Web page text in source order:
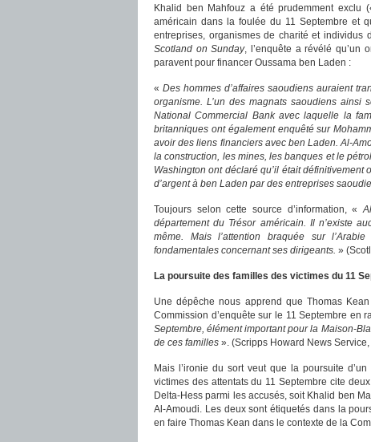
Khalid ben Mahfouz a été prudemment exclu
américain dans la foulée du 11 Septembre et
entreprises, organismes de charité et individus
Scotland on Sunday, l’enquête a révélé qu’un
paravent pour financer Oussama ben Laden :
« Des hommes d’affaires saoudiens auraient
organisme. L’un des magnats saoudiens
National Commercial Bank avec laquelle la
britanniques ont également enquêté sur
avoir des liens financiers avec ben Laden. Al-
la construction, les mines, les banques et le
Washington ont déclaré qu’il était définitivement
d’argent à ben Laden par des entreprises
Toujours selon cette source d’information, «
département du Trésor américain. Il n’existe
même. Mais l’attention braquée sur
fondamentales concernant ses dirigeants. »
La poursuite des familles des victimes du 11
Une dépêche nous apprend que Thomas
Commission d’enquête sur le 11 Septembre en
Septembre, élément important pour la Maison-
de ces familles ». (Scripps Howard News
Mais l’ironie du sort veut que la poursuite
victimes des attentats du 11 Septembre cite
Delta-Hess parmi les accusés, soit Khalid ben
Al-Amoudi. Les deux sont étiquetés dans la
en faire Thomas Kean dans le contexte de la